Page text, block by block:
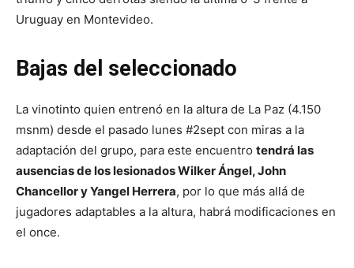
Uruguay en Montevideo.
Bajas del seleccionado
La vinotinto quien entrenó en la altura de La Paz (4.150
msnm) desde el pasado lunes #2sept con miras a la
adaptación del grupo, para este encuentro tendrá las
ausencias de los lesionados Wilker Ángel, John
Chancellor y Yangel Herrera, por lo que más allá de
jugadores adaptables a la altura, habrá modificaciones en
el once.